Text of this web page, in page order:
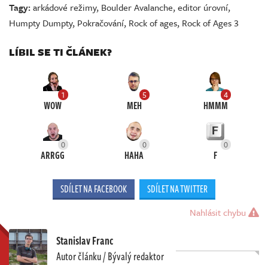
Tagy:arkádové režimy, Boulder Avalanche,editor úrovní,
Humpty Dumpty, Pokračování, Rock of ages, Rock of Ages 3
LÍBIL SE TI ČLÁNEK?
1
WOW
5
MEH
4
HMMM
0
ARRGG
0
HAHA
0
F
SDÍLET NA FACEBOOK SDÍLET NA TWITTER
Nahlásit chybu
Stanislav Franc
Autor článku / Bývalý redaktor